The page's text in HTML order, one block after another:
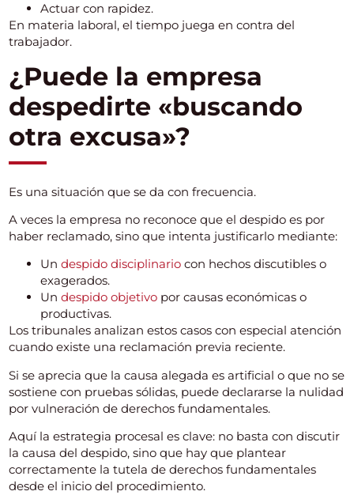
Actuar con rapidez.
En materia laboral, el tiempo juega en contra del
trabajador.
¿Puede la empresa
despedirte «buscando
otra excusa»?
Es una situación que se da con frecuencia.
A veces la empresa no reconoce que el despido es por
haber reclamado, sino que intenta justificarlo mediante:
Undespido disciplinario con hechos discutibles o
exagerados.
Undespido objetivo por causas económicas o
productivas.
Los tribunales analizan estos casos con especial atención
cuando existe una reclamación previa reciente.
Si se aprecia que la causa alegada es artificial o que no se
sostiene con pruebas sólidas, puede declararse la nulidad
por vulneración de derechos fundamentales.
Aquí la estrategia procesal es clave: no basta con discutir
la causa del despido, sino que hay que plantear
correctamente la tutela de derechos fundamentales
desde el inicio del procedimiento.